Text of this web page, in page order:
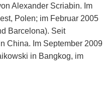
Alexander Scriabin. Im
Polen; im Februar 2005
Barcelona). Seit
China. Im September 2009
in Bangkog, im